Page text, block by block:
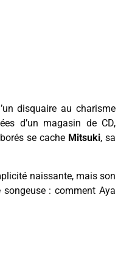
disquaire au charisme
d’un magasin de CD,
se cache Mitsuki, sa
naissante, mais son
: comment Aya